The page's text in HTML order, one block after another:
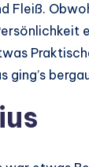
Fleiß.
ging’s